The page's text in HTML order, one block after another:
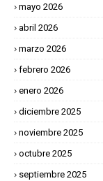
mayo 2026
abril 2026
marzo 2026
febrero 2026
enero 2026
diciembre 2025
noviembre 2025
octubre 2025
septiembre 2025